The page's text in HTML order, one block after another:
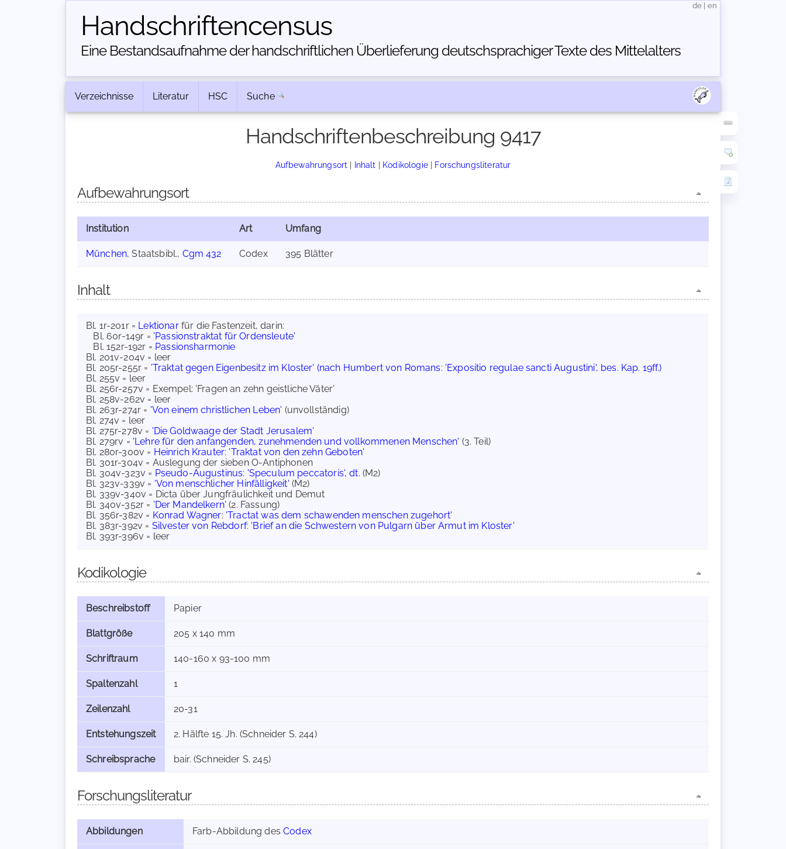
Handschriften­census
Eine Bestandsaufnahme der handschriftlichen Über­lieferung deutschsprachiger Texte des Mittelalters
de en
Verzeichnisse Literatur HSC Suche
Handschriftenbeschreibung 9417
Aufbewahrungsort | Inhalt | Kodikologie| Forschungsliteratur
Aufbewahrungsort
Institution Art Umfang
München, Staatsbibl., Cgm 432 Codex 395 Blätter
Inhalt
Bl. 1r-201r = Lektionarfür die Fastenzeit, darin:
Bl. 60r-149r = 'Passionstraktat für Ordensleute'
Bl. 152r-192r = Passionsharmonie
Bl. 201v-204v = leer
Bl. 205r-255r = 'Traktat gegen Eigenbesitz im Kloster' (nach Humbert von Romans: 'Expositio regulae sancti Augustini', bes. Kap. 19ff.)
Bl. 255v = leer
Bl. 256r-257v = Exempel: 'Fragen an zehn geistliche Väter'
Bl. 258v-262v = leer
Bl. 263r-274r = 'Von einem christlichen Leben' (unvollständig)
Bl. 274v = leer
Bl. 275r-278v = 'Die Goldwaage der Stadt Jerusalem'
Bl. 279rv = 'Lehre für den anfangenden, zunehmenden und vollkommenen Menschen' (3. Teil)
Bl. 280r-300v = Heinrich Krauter: 'Traktat von den zehn Geboten'
Bl. 301r-304v = Auslegung der sieben O-Antiphonen
Bl. 304v-323v = Pseudo-Augustinus: 'Speculum peccatoris', dt. (M2)
Bl. 323v-339v = 'Von menschlicher Hinfälligkeit' (M2)
Bl. 339v-340v = Dicta über Jungfräulichkeit und Demut
Bl. 340v-352r = 'Der Mandelkern' (2. Fassung)
Bl. 356r-382v = Konrad Wagner: 'Tractat was dem schawenden menschen zugehort'
Bl. 383r-392v = Silvester von Rebdorf: 'Brief an die Schwestern von Pulgarn über Armut im Kloster'
Bl. 393r-396v = leer
Kodikologie
Beschreibstoff Papier
Blattgröße 205 x 140 mm
Schriftraum 140-160 x 93-100 mm
Spaltenzahl 1
Zeilenzahl 20-31
Entstehungszeit 2. Hälfte 15. Jh. (Schneider S. 244)
Schreibsprache bair. (Schneider S. 245)
Forschungsliteratur
Abbildungen Farb-Abbildung desCodex